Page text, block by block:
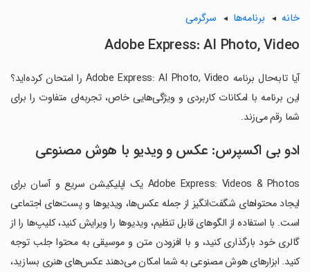
خانه برنامه‌ها سرگرمی
Adobe Express: AI Photo, Video
آیا تابه‌حال برنامه Adobe Express: AI Photo, Video را امتحان کرده‌اید؟
این برنامه با امکانات کاربردی و ویژگی‌هایی خاص، تجربه‌ای متفاوت را برای
شما رقم می‌زند.
ادو بی اکسپرس: عکس و ویدیو با هوش مصنوعی
Adobe Express: Videos & Photos یک اپلیکیشن سریع و آسان برای
ایجاد محتواهای شگفت‌انگیز از جمله عکس‌ها، ویدیوها و پست‌های اجتماعی
است. با استفاده از الگوهای قابل تنظیم، ویدیوها را ویرایش کنید، کلیپ‌ها را از
گالری خود بارگذاری کنید، و با افزودن متن و موسیقی به محتوا جلب توجه
کنید. ابزارهای هوش مصنوعی به شما امکان می‌دهند عکس‌های هنری بسازید،